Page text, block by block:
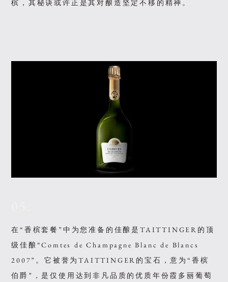
槟，其秘诀或许正是其对酿造坚定不移的精神。
在“香槟套餐”中为您准备的佳酿是TAITTINGER的顶
级佳酿“Comtes de Champagne Blanc de Blancs
2007”。它被誉为TAITTINGER的宝石，意为“香槟
伯爵”，是仅使用达到非凡品质的优质年份霞多丽葡萄